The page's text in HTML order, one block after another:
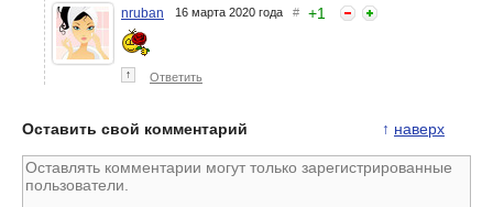
nruban 16 марта 2020 года # +1
↑ Ответить
↑ наверх
Оставить свой комментарий